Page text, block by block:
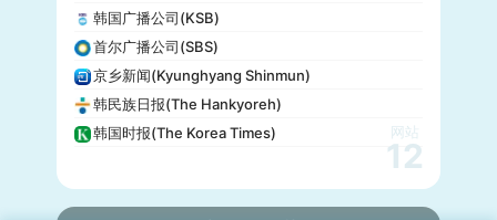
韩国广播公司(KSB)
首尔广播公司(SBS)
京乡新闻(Kyunghyang Shinmun)
韩民族日报(The Hankyoreh)
韩国时报(The Korea Times)
网站
12